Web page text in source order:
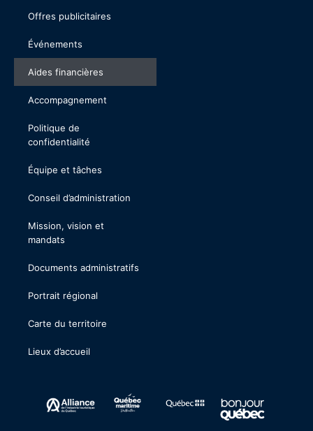
Offres publicitaires
Événements
Aides financières
Accompagnement
Politique de
confidentialité
Équipe et tâches
Conseil d’administration
Mission, vision et
mandats
Documents administratifs
Portrait régional
Carte du territoire
Lieux d’accueil